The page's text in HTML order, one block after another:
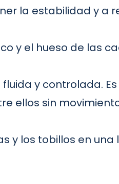
la estabilidad y a
y el hueso de las
y controlada. Es
ellos sin
y los tobillos en una